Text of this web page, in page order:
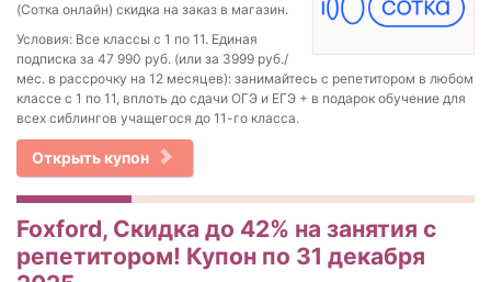
(Сотка онлайн) скидка на заказ в магазин.
Условия: Все классы с 1 по 11. Единая
подписка за 47 990 руб. (или за 3999 руб./
мес. в рассрочку на 12 месяцев): занимайтесь с репетитором в любом
классе с 1 по 11, вплоть до сдачи ОГЭ и ЕГЭ + в подарок обучение для
всех сиблингов учащегося до 11-го класса.
Открыть купон
Foxford, Скидка до 42% на занятия с
репетитором! Купон по 31 декабря